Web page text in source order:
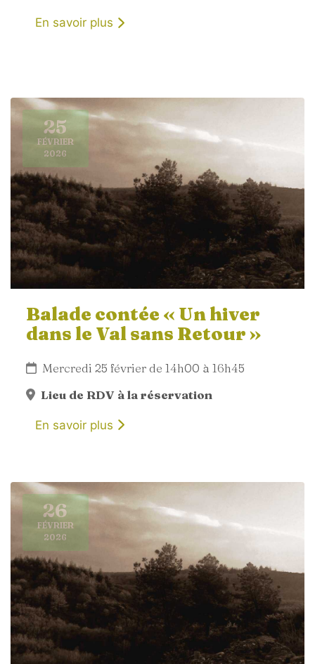
En savoir plus
25
FÉVRIER
2026
Balade contée « Un hiver
dans le Val sans Retour »
Mercredi 25 février de 14h00 à 16h45
Lieu de RDV à la réservation
En savoir plus
26
FÉVRIER
2026